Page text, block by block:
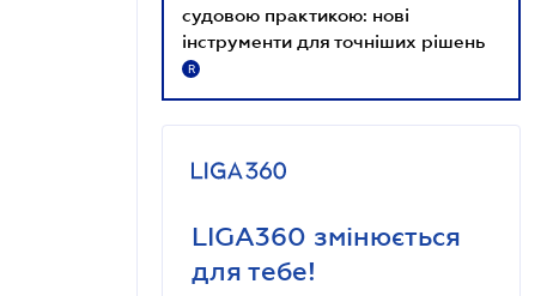
судовою практикою: нові
інструменти для точніших рішень
R
LIGA360 змінюється
для тебе!